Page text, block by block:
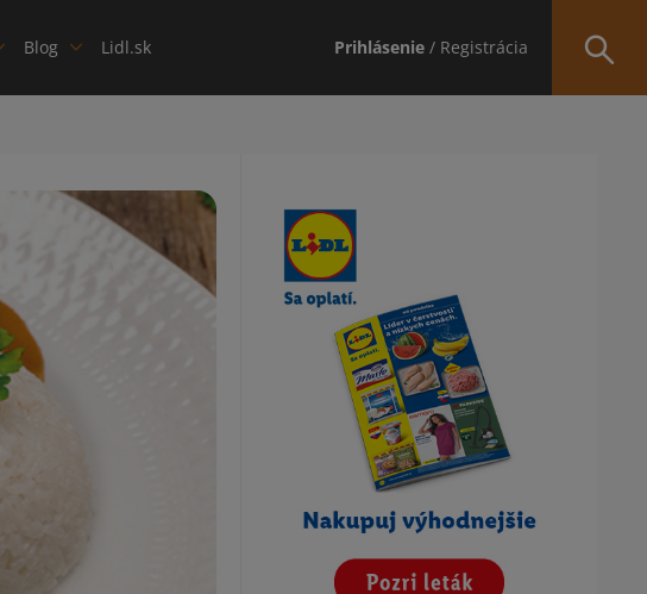
Blog Lidl.sk Prihlásenie / Registrácia
Obsah bočného panela